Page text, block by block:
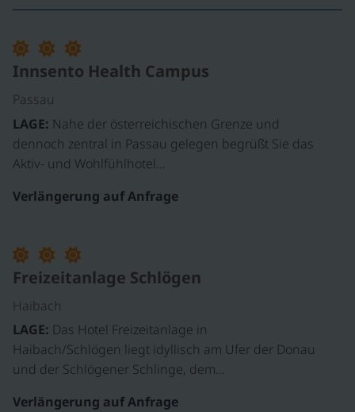
Innsento Health Campus
Passau
LAGE: Nahe der österreichischen Grenze und
dennoch zentral in Passau gelegen begrüßt Sie das
Aktiv- und Wohlfühlhotel…
Verlängerung auf Anfrage
Freizeitanlage Schlögen
Haibach
LAGE: Das Hotel Freizeitanlage in
Haibach/Schlögen liegt idyllisch am Ufer der Donau
und der Schlögener Schlinge, dem…
Verlängerung auf Anfrage